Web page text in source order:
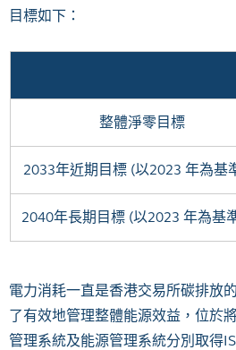
目標如下：
整體淨零目標
2033年近期目標 (以2023 年為基
2040年長期目標 (以2023 年為基
電力消耗一直是香港交易所碳排放
了有效地管理整體能源效益，位於
管理系統及能源管理系統分別取得